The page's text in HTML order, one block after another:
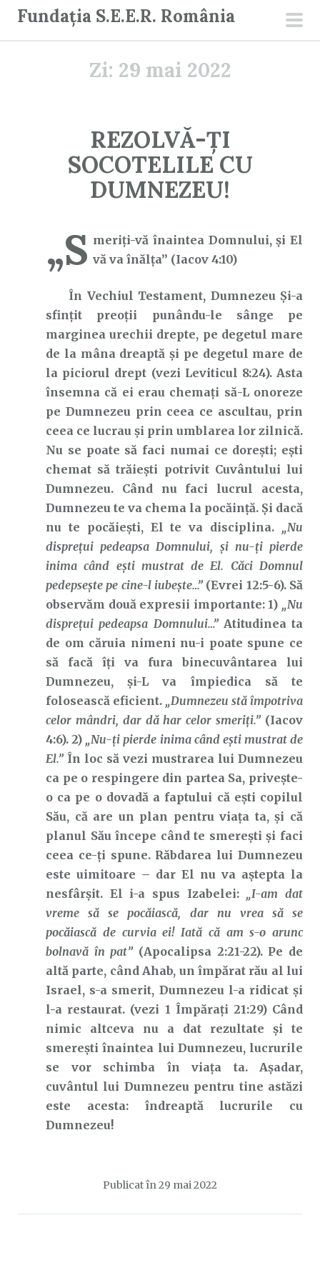
Fundația S.E.E.R. România
Zi: 29 mai 2022
REZOLVĂ-ȚI
SOCOTELILE CU
DUMNEZEU!
„S meriţi-vă înaintea Domnului, şi El
vă va înălţa” (Iacov 4:10)
În Vechiul Testament, Dumnezeu Și-a
sfințit preoții punându-le sânge pe
marginea urechii drepte, pe degetul mare
de la mâna dreaptă și pe degetul mare de
la piciorul drept (vezi Leviticul 8:24). Asta
însemna că ei erau chemați să-L onoreze
pe Dumnezeu prin ceea ce ascultau, prin
ceea ce lucrau și prin umblarea lor zilnică.
Nu se poate să faci numai ce dorești; ești
chemat să trăiești potrivit Cuvântului lui
Dumnezeu. Când nu faci lucrul acesta,
Dumnezeu te va chema la pocăință. Și dacă
nu te pocăiești, El te va disciplina. „Nu
dispreţui pedeapsa Domnului, şi nu-ţi pierde
inima când eşti mustrat de El. Căci Domnul
pedepseşte pe cine-l iubeşte…” (Evrei 12:5-6). Să
observăm două expresii importante: 1) „Nu
disprețui pedeapsa Domnului…”Atitudinea ta
de om căruia nimeni nu-i poate spune ce
să facă îți va fura binecuvântarea lui
Dumnezeu, și-L va împiedica să te
folosească eficient. „Dumnezeu stă împotriva
celor mândri, dar dă har celor smeriţi.” (Iacov
4:6). 2) „Nu-ți pierde inima când ești mustrat de
El.” În loc să vezi mustrarea lui Dumnezeu
ca pe o respingere din partea Sa, privește-
o ca pe o dovadă a faptului că ești copilul
Său, că are un plan pentru viața ta, și că
planul Său începe când te smerești și faci
ceea ce-ți spune. Răbdarea lui Dumnezeu
este uimitoare – dar El nu va aștepta la
nesfârșit. El i-a spus Izabelei: „I-am dat
vreme să se pocăiască, dar nu vrea să se
pocăiască de curvia ei! Iată că am s-o arunc
bolnavă în pat” (Apocalipsa 2:21-22). Pe de
altă parte, când Ahab, un împărat rău al lui
Israel, s-a smerit, Dumnezeu l-a ridicat și
l-a restaurat. (vezi 1 Împărați 21:29) Când
nimic altceva nu a dat rezultate și te
smerești înaintea lui Dumnezeu, lucrurile
se vor schimba în viața ta. Așadar,
cuvântul lui Dumnezeu pentru tine astăzi
este acesta: îndreaptă lucrurile cu
Dumnezeu!
Publicat în 29 mai 2022